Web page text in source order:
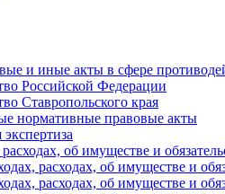
и иные акты в сфере
Российской Федерации
Ставропольского края
нормативные правовые акты
об имуществе и
расходах, об имуществе и
расходах, об имуществе и